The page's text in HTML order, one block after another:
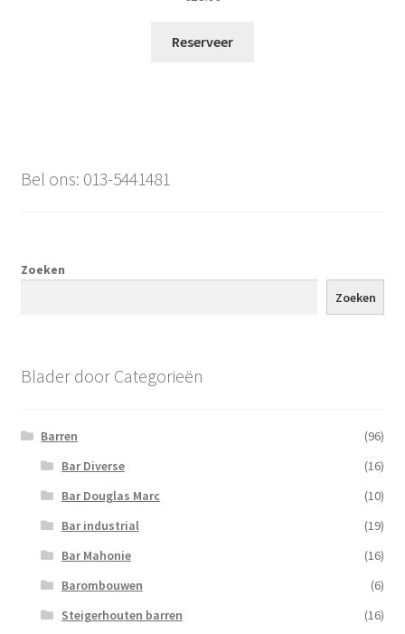
Reserveer
Bel ons: 013-5441481
Zoeken
Zoeken
Blader door Categorieën
Barren
(96)
Bar Diverse
(16)
Bar Douglas Marc
(10)
Bar industrial
(19)
Bar Mahonie
(16)
Barombouwen
(6)
Steigerhouten barren
(16)